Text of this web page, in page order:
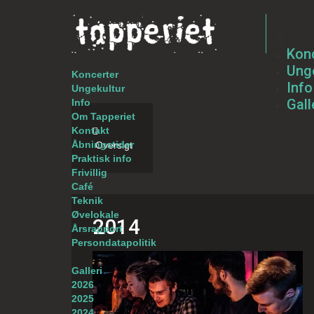
Info
Koncerter
Ungekultur
Info
Om Tapperiet
Kontakt
Åbningstider
Praktisk info
Frivillig
Café
Teknik
Øvelokale
Årsrapport
Persondatapolitik
Galleri
2026
2025
Oversigt
2014